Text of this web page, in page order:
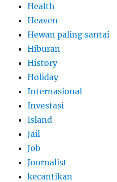
Health
Heaven
Hewan paling santai
Hiburan
History
Holiday
Internasional
Investasi
Island
Jail
Job
Journalist
kecantikan